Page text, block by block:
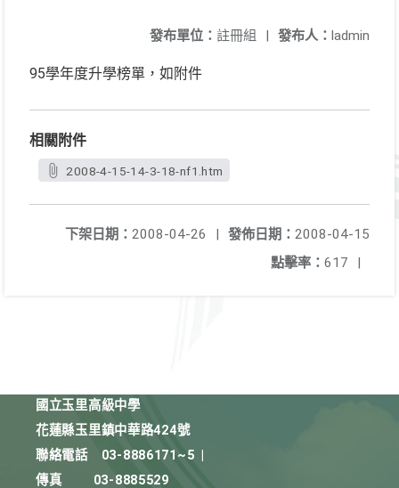
發布人： ladmin
發布單位： 註冊組 |
95學年度升學榜單，如附件
相關附件
2008-4-15-14-3-18-nf1.htm
發佈日期： 2008-04-15
下架日期： 2008-04-26
|
點擊率： 617 |
國立玉里高級中學
花蓮縣玉里鎮中華路424號
聯絡電話
03-8886171~5
傳真
03-8885529